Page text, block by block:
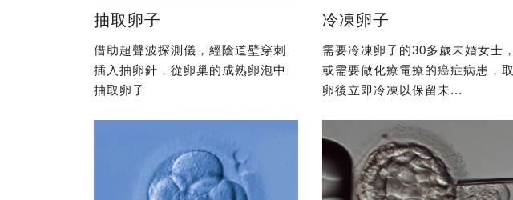
抽取卵子
借助超聲波探測儀，經陰道壁穿刺
插入抽卵針，從卵巢的成熟卵泡中
抽取卵子
冷凍卵子
需要冷凍卵子的30多歲未婚女士，
或需要做化療電療的癌症病患，取
卵後立即冷凍以保留未...